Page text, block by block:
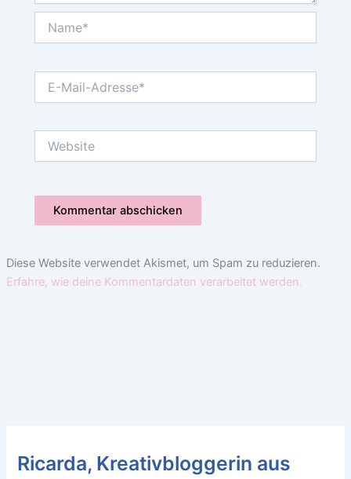
Mail-
Diese Website verwendet Akismet, um Spam zu reduzieren.
Erfahre, wie deine Kommentardaten verarbeitet werden.
Ricarda, Kreativbloggerin aus